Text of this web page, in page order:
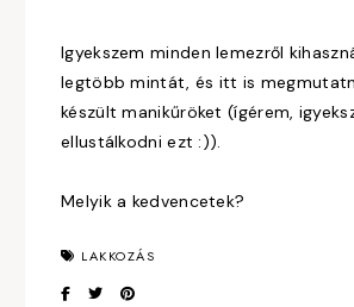
Igyekszem minden lemezről
legtöbb mintát, és itt is
készült manikűröket (ígérem,
ellustálkodni ezt :)).
Melyik a kedvencetek?
LAKKOZÁS